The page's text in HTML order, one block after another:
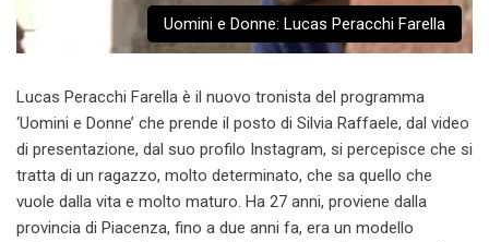
Uomini e Donne: Lucas Peracchi Farella
Lucas Peracchi Farella è il nuovo tronista del programma
‘Uomini e Donne’ che prende il posto di Silvia Raffaele, dal video
di presentazione, dal suo profilo Instagram, si percepisce che si
tratta di un ragazzo, molto determinato, che sa quello che
vuole dalla vita e molto maturo. Ha 27 anni, proviene dalla
provincia di Piacenza, fino a due anni fa, era un modello